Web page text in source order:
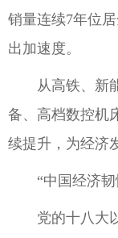
销量连续7年位
出加速度。
从高铁、新能
备、高档数控机
续提升，为经济
“中国经济韧
党的十八大以